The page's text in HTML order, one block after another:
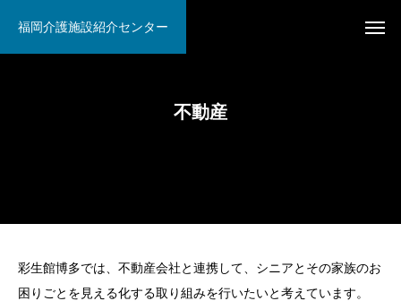
福岡介護施設紹介センター
不動産
彩生館博多では、不動産会社と連携して、シニアとその家族のお
困りごとを見える化する取り組みを行いたいと考えています。